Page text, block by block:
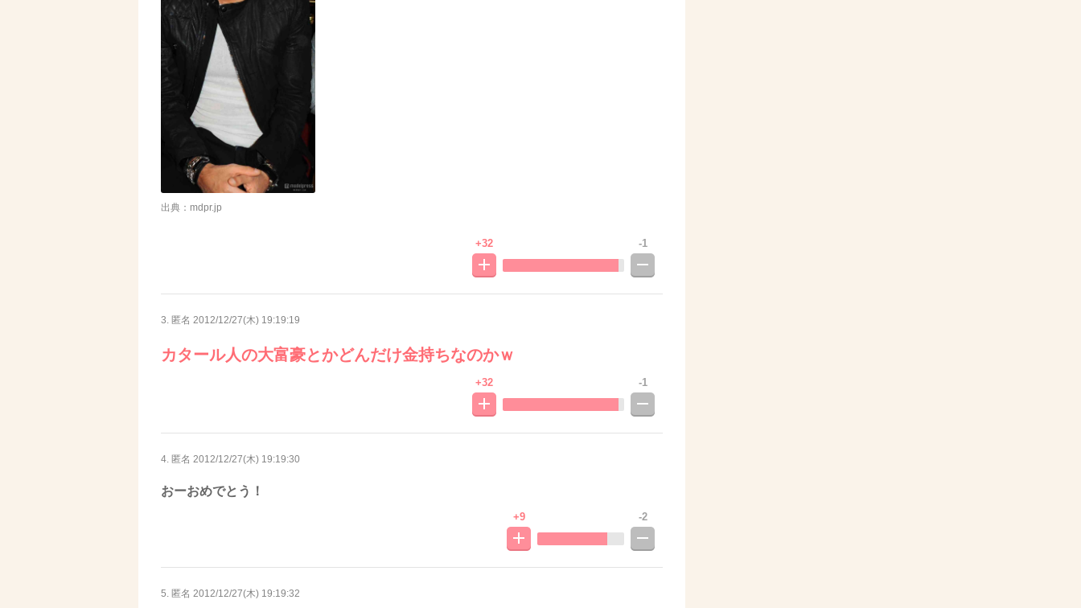
出典：mdpr.jp
+32 -1
3. 匿名 2012/12/27(木) 19:19:19
カタール人の大富豪とかどんだけ金持ちなのかｗ
+32 -1
4. 匿名 2012/12/27(木) 19:19:30
おーおめでとう！
+9 -2
5. 匿名 2012/12/27(木) 19:19:32